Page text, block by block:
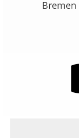
Bremen